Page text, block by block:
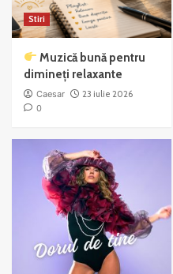
Stiri
Muzică bună pentru
dimineți relaxante
Caesar
23 iulie 2026
0